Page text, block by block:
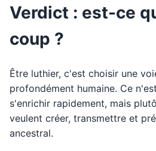
Verdict : est-ce
coup ?
Être luthier, c'est choisir une
profondément humaine. Ce
s'enrichir rapidement, mais
veulent créer, transmettre et
ancestral.